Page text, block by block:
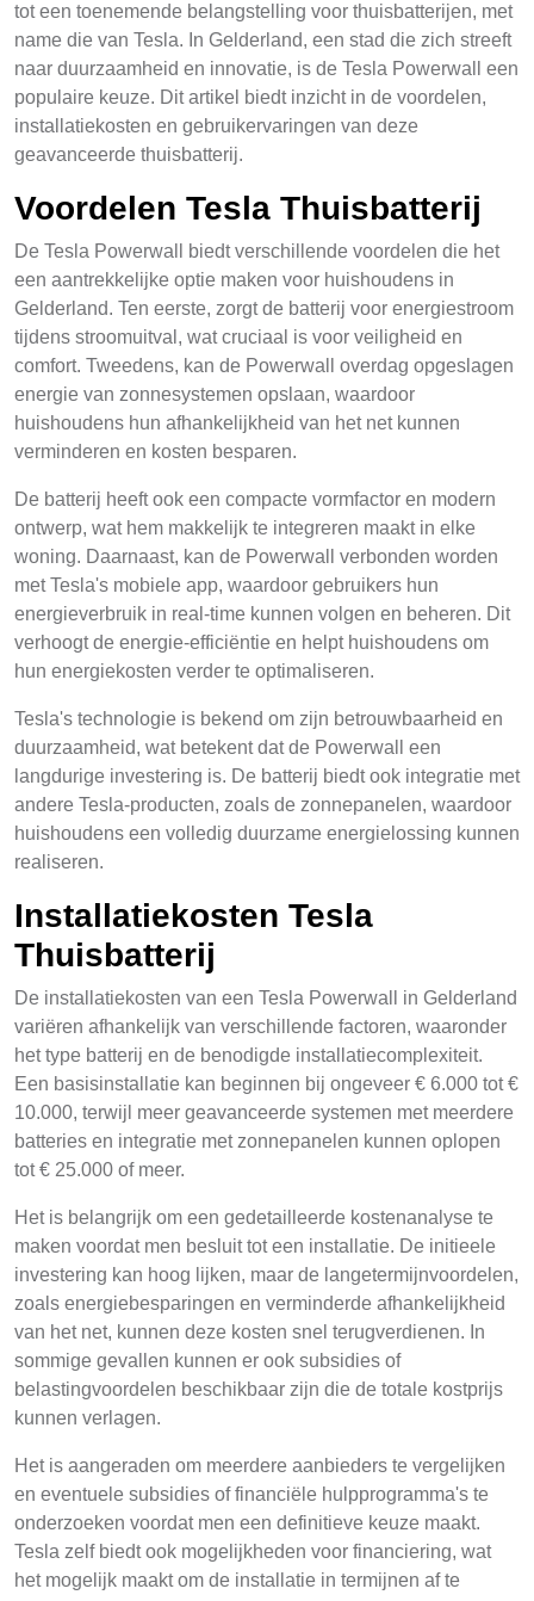
tot een toenemende belangstelling voor thuisbatterijen, met
name die van Tesla. In Gelderland, een stad die zich streeft
naar duurzaamheid en innovatie, is de Tesla Powerwall een
populaire keuze. Dit artikel biedt inzicht in de voordelen,
installatiekosten en gebruikervaringen van deze
geavanceerde thuisbatterij.
Voordelen Tesla Thuisbatterij
De Tesla Powerwall biedt verschillende voordelen die het
een aantrekkelijke optie maken voor huishoudens in
Gelderland. Ten eerste, zorgt de batterij voor energiestroom
tijdens stroomuitval, wat cruciaal is voor veiligheid en
comfort. Tweedens, kan de Powerwall overdag opgeslagen
energie van zonnesystemen opslaan, waardoor
huishoudens hun afhankelijkheid van het net kunnen
verminderen en kosten besparen.
De batterij heeft ook een compacte vormfactor en modern
ontwerp, wat hem makkelijk te integreren maakt in elke
woning. Daarnaast, kan de Powerwall verbonden worden
met Tesla's mobiele app, waardoor gebruikers hun
energieverbruik in real-time kunnen volgen en beheren. Dit
verhoogt de energie-efficiëntie en helpt huishoudens om
hun energiekosten verder te optimaliseren.
Tesla's technologie is bekend om zijn betrouwbaarheid en
duurzaamheid, wat betekent dat de Powerwall een
langdurige investering is. De batterij biedt ook integratie met
andere Tesla-producten, zoals de zonnepanelen, waardoor
huishoudens een volledig duurzame energielossing kunnen
realiseren.
Installatiekosten Tesla
Thuisbatterij
De installatiekosten van een Tesla Powerwall in Gelderland
variëren afhankelijk van verschillende factoren, waaronder
het type batterij en de benodigde installatiecomplexiteit.
Een basisinstallatie kan beginnen bij ongeveer € 6.000 tot €
10.000, terwijl meer geavanceerde systemen met meerdere
batteries en integratie met zonnepanelen kunnen oplopen
tot € 25.000 of meer.
Het is belangrijk om een gedetailleerde kostenanalyse te
maken voordat men besluit tot een installatie. De initieele
investering kan hoog lijken, maar de langetermijnvoordelen,
zoals energiebesparingen en verminderde afhankelijkheid
van het net, kunnen deze kosten snel terugverdienen. In
sommige gevallen kunnen er ook subsidies of
belastingvoordelen beschikbaar zijn die de totale kostprijs
kunnen verlagen.
Het is aangeraden om meerdere aanbieders te vergelijken
en eventuele subsidies of financiële hulpprogramma's te
onderzoeken voordat men een definitieve keuze maakt.
Tesla zelf biedt ook mogelijkheden voor financiering, wat
het mogelijk maakt om de installatie in termijnen af te